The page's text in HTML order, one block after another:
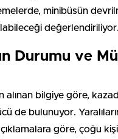
minibüsün
değerlendiriliyor.
Durumu ve
alınan bilgiye göre,
de bulunuyor.
göre, çoğu